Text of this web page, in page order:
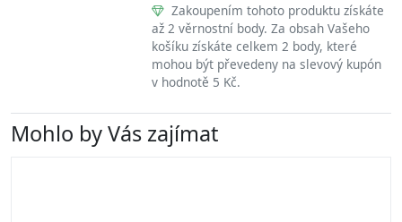
Zakoupením tohoto produktu získáte
až 2 věrnostní body. Za obsah Vašeho
košíku získáte celkem 2 body, které
mohou být převedeny na slevový kupón
v hodnotě 5 Kč.
Mohlo by Vás zajímat